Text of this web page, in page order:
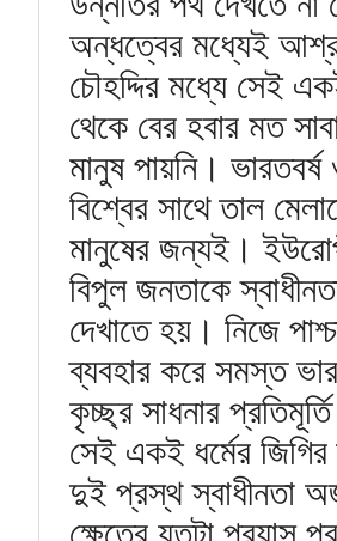
অন্ধত্বের মধ্যেই
চৌহদ্দির মধ্যে সেই
থেকে বের হবার মত
মানুষ পায়নি।
বিশ্বের সাথে তাল
মানুষের জন্যই।
বিপুল জনতাকে
দেখাতে হয়। নিজে
ব্যবহার করে সমস্ত
কৃচ্ছ্র সাধনার
সেই একই ধর্মের
দুই প্রস্থ স্বাধীনতা